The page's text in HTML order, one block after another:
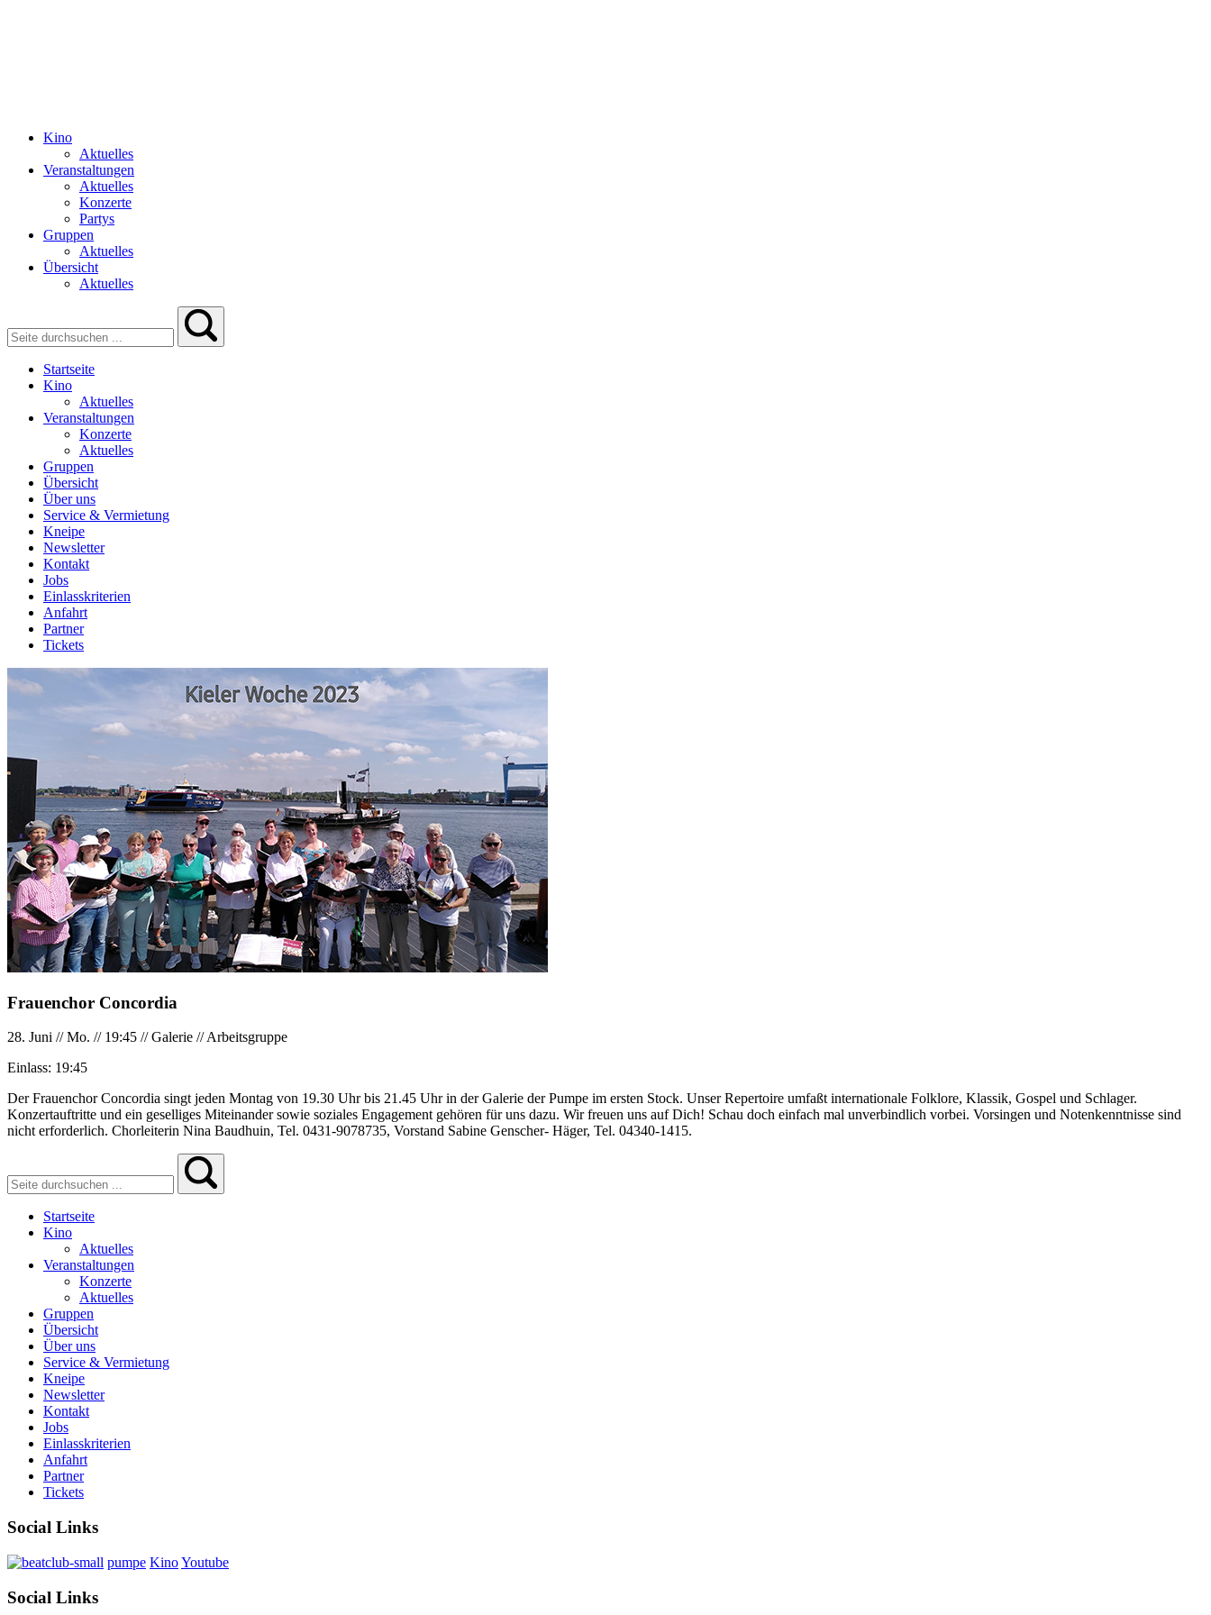
Kino
Aktuelles
Veranstaltungen
Aktuelles
Konzerte
Partys
Gruppen
Aktuelles
Übersicht
Aktuelles
Startseite
Kino
Aktuelles
Veranstaltungen
Konzerte
Aktuelles
Gruppen
Übersicht
Über uns
Service & Vermietung
Kneipe
Newsletter
Kontakt
Jobs
Einlasskriterien
Anfahrt
Partner
Tickets
Frauenchor Concordia
28. Juni //Mo. // 19:45 //Galerie //Arbeitsgruppe
Einlass: 19:45
Der Frauenchor Concordia singt jeden Montag von 19.30 Uhr bis 21.45 Uhr in der Galerie der Pumpe im ersten Stock. Unser Repertoire umfaßt internationale Folklore, Klassik, Gospel und Schlager.
Konzertauftritte und ein geselliges Miteinander sowie soziales Engagement gehören für uns dazu. Wir freuen uns auf Dich! Schau doch einfach mal unverbindlich vorbei. Vorsingen und Notenkenntnisse sind
nicht erforderlich. Chorleiterin Nina Baudhuin, Tel. 0431-9078735, Vorstand Sabine Genscher- Häger, Tel. 04340-1415.
Startseite
Kino
Aktuelles
Veranstaltungen
Konzerte
Aktuelles
Gruppen
Übersicht
Über uns
Service & Vermietung
Kneipe
Newsletter
Kontakt
Jobs
Einlasskriterien
Anfahrt
Partner
Tickets
Social Links
pumpe KinoYoutube
Social Links